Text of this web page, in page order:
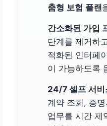
춤형 보험 플랜
간소화된 가입
단계를 제거하
적화된 인터페
이 가능하도록
24/7 셀프 서비
계약 조회, 증
업무를 시간 제